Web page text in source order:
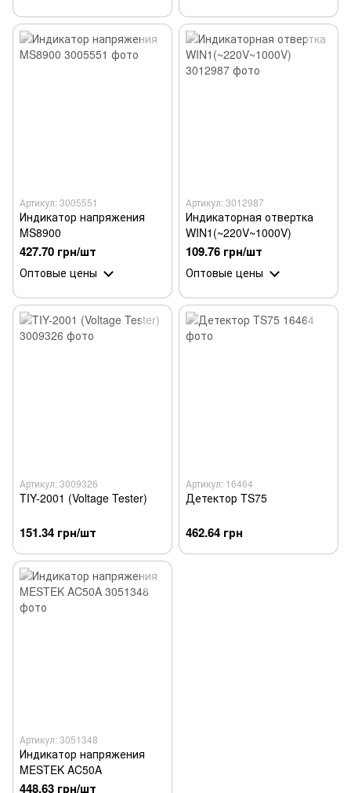
Артикул: 3005551
Индикатор напряжения
MS8900
427.70 грн/шт
Оптовые цены
Артикул: 3012987
Индикаторная отвертка
WIN1(~220V~1000V)
109.76 грн/шт
Оптовые цены
Артикул: 3009326
TIY-2001 (Voltage Tester)
151.34 грн/шт
Артикул: 16464
Детектор TS75
462.64 грн
Артикул: 3051348
Индикатор напряжения
MESTEK AC50A
448.63 грн/шт